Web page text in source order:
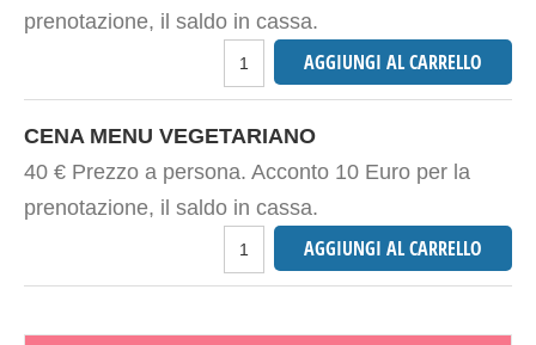
prenotazione, il saldo in cassa.
CENA MENU VEGETARIANO
40 € Prezzo a persona. Acconto 10 Euro per la
prenotazione, il saldo in cassa.